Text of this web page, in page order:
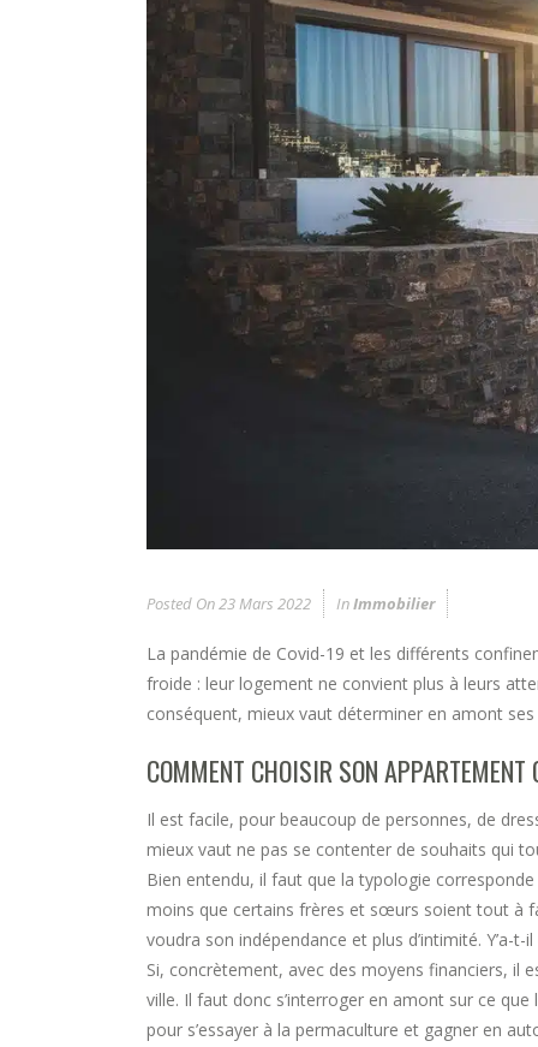
Posted On23 Mars 2022 InImmobilier
La pandémie de Covid-19 et les différents
froide : leur logement ne convient plus à leurs
conséquent, mieux vaut déterminer en amont
COMMENT CHOISIR SON
Il est facile, pour beaucoup de personnes, de
mieux vaut ne pas se contenter de souhaits qui
Bien entendu, il faut que la typologie
moins que certains frères et sœurs soient tout à
voudra son indépendance et plus d’intimité. Y’a-
Si, concrètement, avec des moyens financiers, il
ville. Il faut donc s’interroger en amont sur ce
pour s’essayer à la permaculture et gagner en